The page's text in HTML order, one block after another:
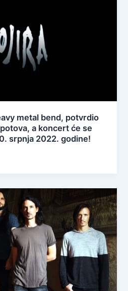
metal bend, potvrdio
a koncert će se
srpnja 2022. godine!